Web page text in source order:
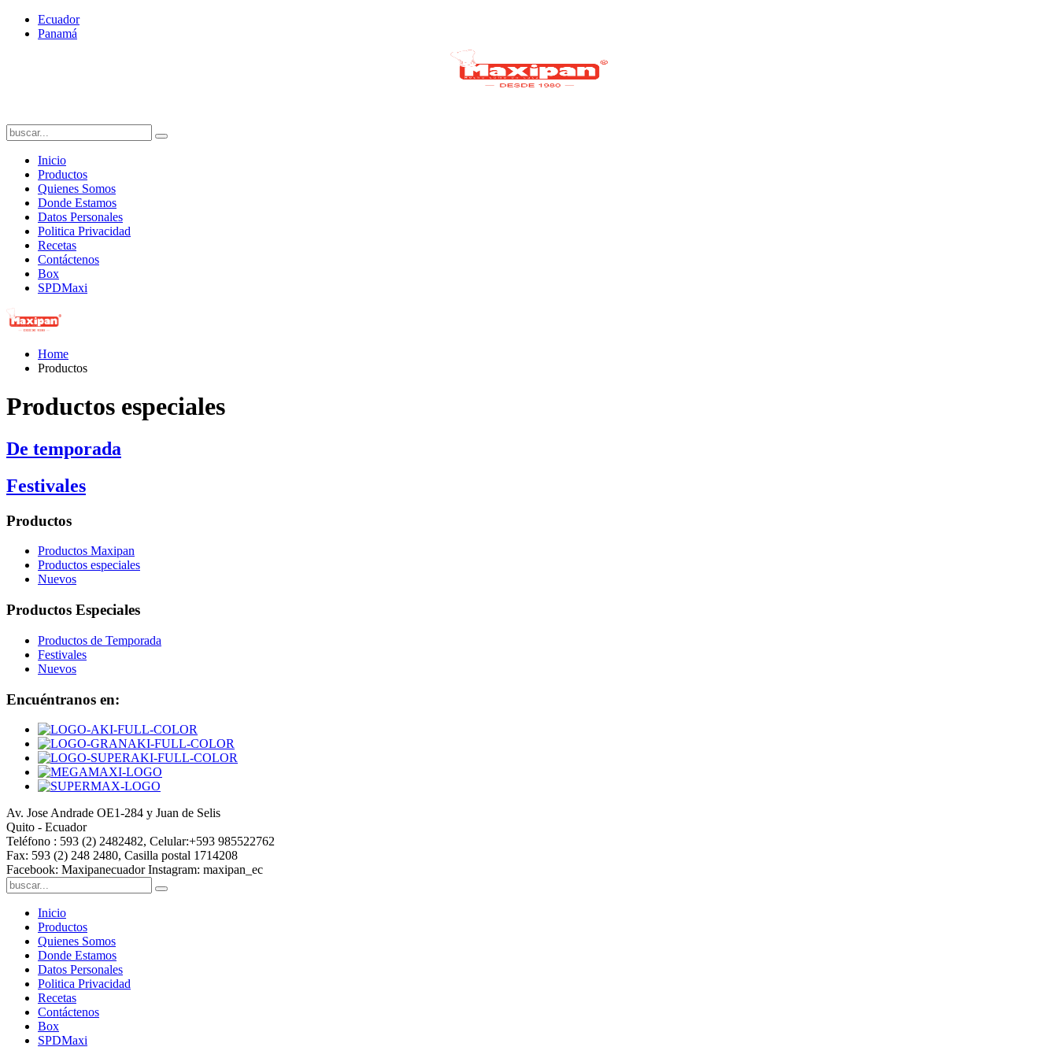
Ecuador
Panamá
Inicio
Productos
Quienes Somos
Donde Estamos
Datos Personales
Politica Privacidad
Recetas
Contáctenos
Box
SPDMaxi
Home
Productos
Productos especiales
De temporada
Festivales
Productos
Productos Maxipan
Productos especiales
Nuevos
Productos Especiales
Productos de Temporada
Festivales
Nuevos
Encuéntranos en:
Av. Jose Andrade OE1-284 y Juan de Selis
Quito - Ecuador
Teléfono : 593 (2) 2482482, Celular:+593 985522762
Fax: 593 (2) 248 2480, Casilla postal 1714208
Facebook: Maxipanecuador Instagram: maxipan_ec
Inicio
Productos
Quienes Somos
Donde Estamos
Datos Personales
Politica Privacidad
Recetas
Contáctenos
Box
SPDMaxi